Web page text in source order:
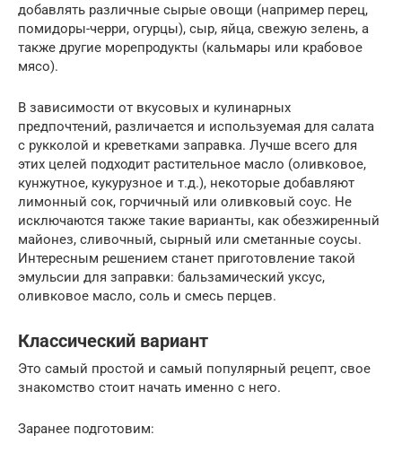
добавлять различные сырые овощи (например перец,
помидоры-черри, огурцы), сыр, яйца, свежую зелень, а
также другие морепродукты (кальмары или крабовое
мясо).
В зависимости от вкусовых и кулинарных
предпочтений, различается и используемая для салата
с рукколой и креветками заправка. Лучше всего для
этих целей подходит растительное масло (оливковое,
кунжутное, кукурузное и т.д.), некоторые добавляют
лимонный сок, горчичный или оливковый соус. Не
исключаются также такие варианты, как обезжиренный
майонез, сливочный, сырный или сметанные соусы.
Интересным решением станет приготовление такой
эмульсии для заправки: бальзамический уксус,
оливковое масло, соль и смесь перцев.
Классический вариант
Это самый простой и самый популярный рецепт, свое
знакомство стоит начать именно с него.
Заранее подготовим: